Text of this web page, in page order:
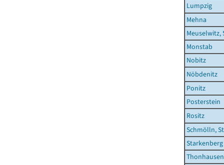
Lumpzig
Mehna
Meuselwitz,
Monstab
Nobitz
Nöbdenitz
Ponitz
Posterstein
Rositz
Schmölln,
Starkenberg
Thonhausen